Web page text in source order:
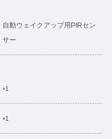
自動ウェイクアップ用PIRセン
サー
×1
×1